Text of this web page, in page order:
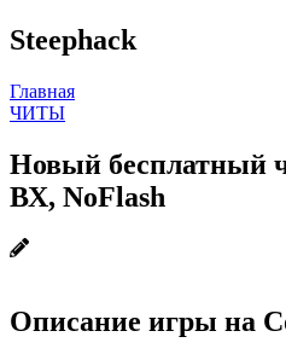
Steephack
Главная
ЧИТЫ
Новый бесплатный
ВХ, NoFlash
Описание игры на